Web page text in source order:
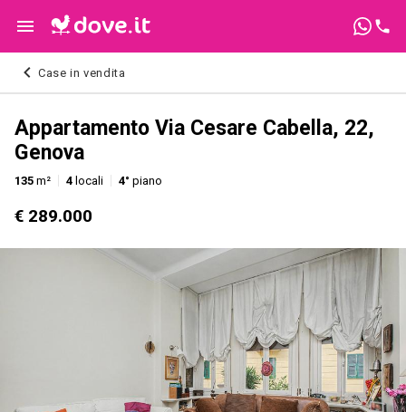
Case in vendita
Appartamento Via Cesare Cabella, 22,
Genova
135 m² 4 locali 4° piano
€ 289.000